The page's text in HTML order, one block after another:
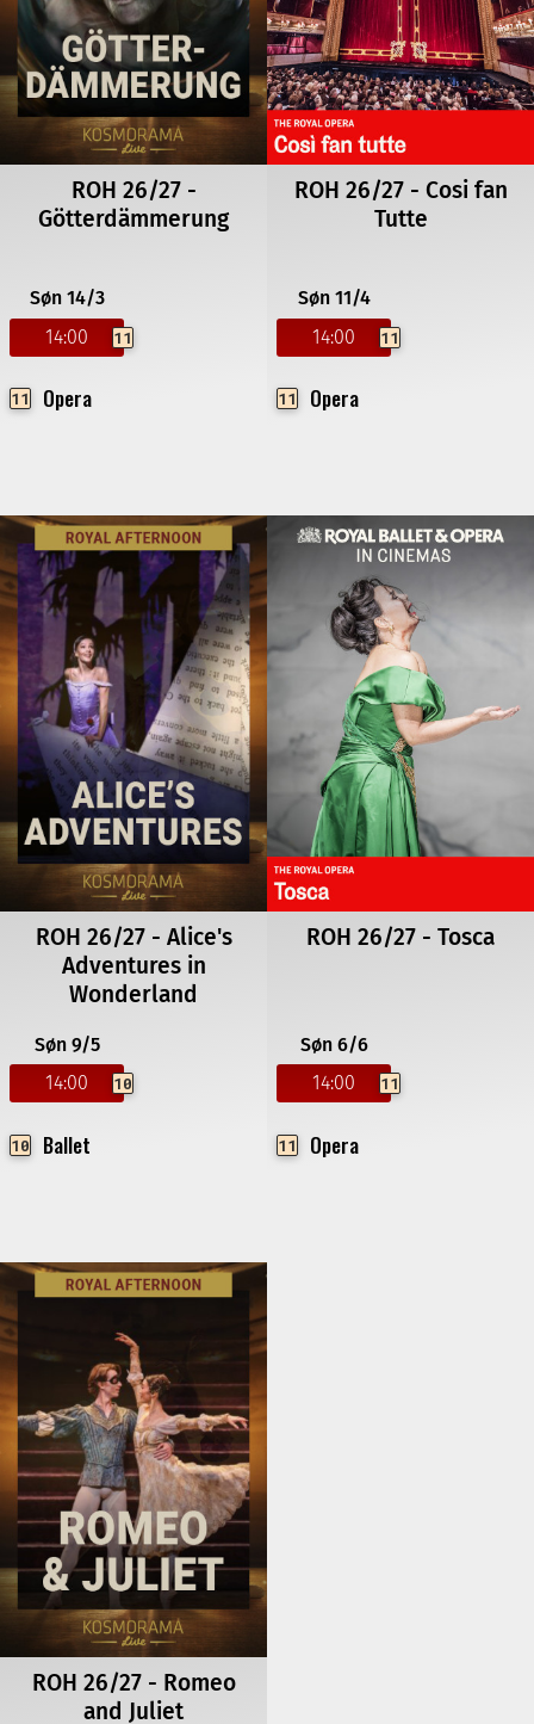
ROH 26/27 -
Götterdämmerung
Søn 14/3
14:00
11
11 Opera
ROH 26/27 - Cosi fan
Tutte
Søn 11/4
14:00
11
11 Opera
ROH 26/27 - Alice's
Adventures in
Wonderland
Søn 9/5
14:00
10
10 Ballet
ROH 26/27 - Tosca
Søn 6/6
14:00
11
11 Opera
ROH 26/27 - Romeo
and Juliet